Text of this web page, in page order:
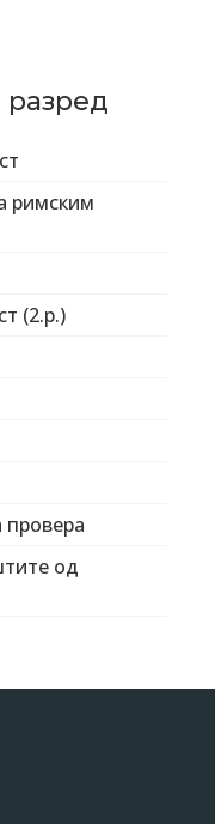
разред
римским
(2.р.)
од